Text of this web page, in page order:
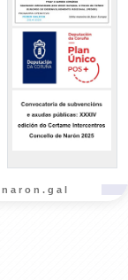
naron.gal